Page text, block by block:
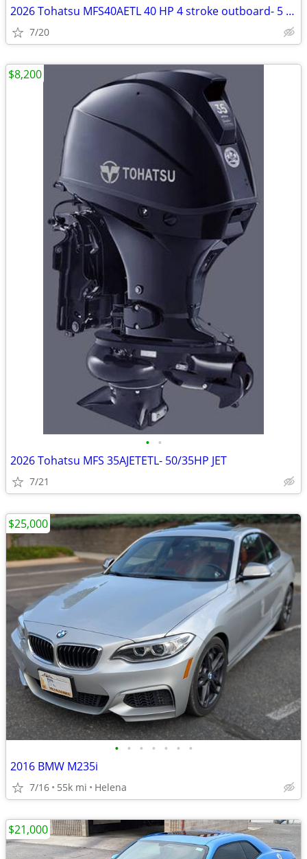
2026 Tohatsu MFS40AETL 40 HP 4 stroke outboard- 5 year factory warra
7/20
• •
2026 Tohatsu MFS 35AJETETL- 50/35HP JET
7/21
$8,200
• • • • • • •
2016 BMW M235i
7/16 55k mi Helena
$25,000
$21,000